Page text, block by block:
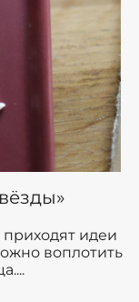
идеи
воплотить